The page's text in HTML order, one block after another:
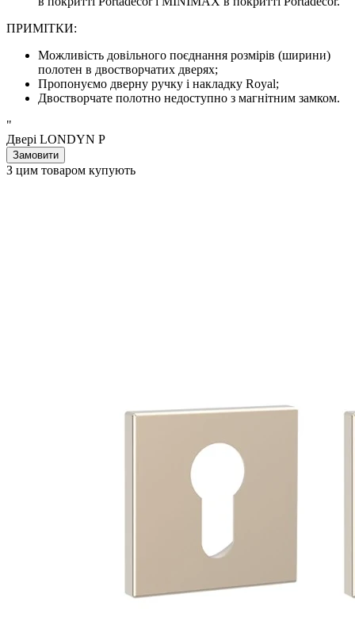
ПРИМІТКИ:
Можливість довільного поєднання розмірів (ширини)
полотен в двостворчатих дверях;
Пропонуємо дверну ручку і накладку Royal;
Двостворчате полотно недоступно з магнітним замком.
"
Двері LONDYN P
Замовити
З цим товаром купують